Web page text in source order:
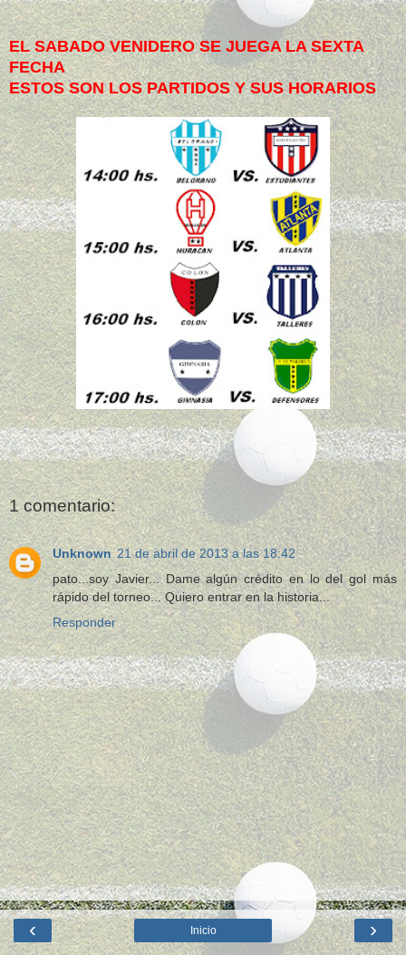
EL SABADO VENIDERO SE JUEGA LA SEXTA
FECHA
ESTOS SON LOS PARTIDOS Y SUS HORARIOS
1 comentario:
Unknown 21 de abril de 2013 a las 18:42
pato...soy Javier... Dame algún crédito en lo del gol más
rápido del torneo... Quiero entrar en la historia...
Responder
‹ ›
Inicio